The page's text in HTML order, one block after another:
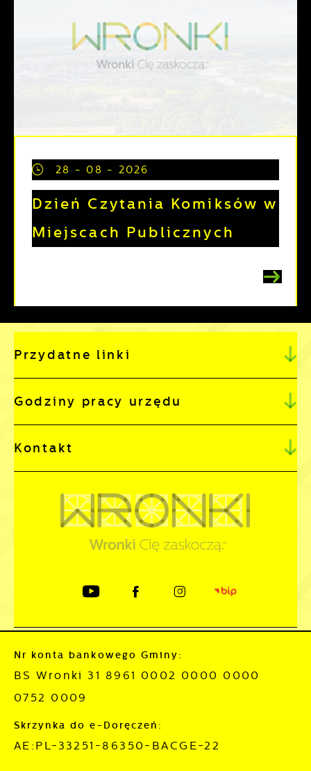
28 - 08 - 2026
Dzień Czytania Komiksów w
Miejscach Publicznych
Przydatne linki
Godziny pracy urzędu
Kontakt
Nr konta bankowego Gminy:
BS Wronki 31 8961 0002 0000 0000
0752 0009
Skrzynka do e-Doręczeń:
AE:PL-33251-86350-BACGE-22